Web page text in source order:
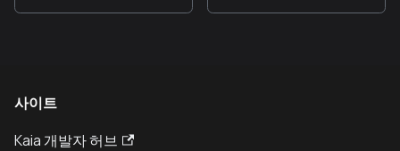
사이트
Kaia 개발자 허브